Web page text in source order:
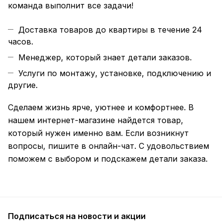
команда выполнит все задачи!
Доставка товаров до квартиры в течение 24
часов.
Менеджер, который знает детали заказов.
Услуги по монтажу, установке, подключению и
другие.
Сделаем жизнь ярче, уютнее и комфортнее. В
нашем интернет-магазине найдется товар,
который нужен именно вам. Если возникнут
вопросы, пишите в онлайн-чат. С удовольствием
поможем с выбором и подскажем детали заказа.
Подписаться на новости и акции